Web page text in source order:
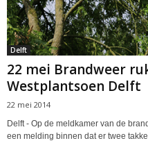
Delft
22 mei Brandweer
Westplantsoen Delft
22 mei 2014
Delft - Op de meldkamer van de
een melding binnen dat er twee